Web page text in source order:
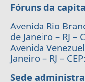
Fóruns da
Avenida Rio
de Janeiro – RJ –
Avenida
Janeiro – RJ –
Sede